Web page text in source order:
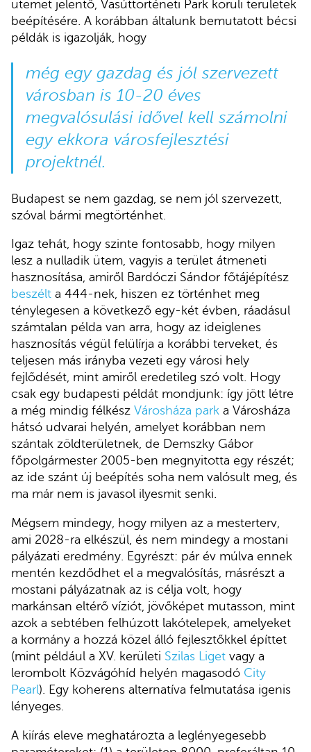
ütemet jelentő, Vasúttörténeti Park körüli területek
beépítésére. A korábban általunk bemutatott bécsi
példák is igazolják, hogy
még egy gazdag és jól szervezett
városban is 10-20 éves
megvalósulási idővel kell számolni
egy ekkora városfejlesztési
projektnél.
Budapest se nem gazdag, se nem jól szervezett,
szóval bármi megtörténhet.
Igaz tehát, hogy szinte fontosabb, hogy milyen
lesz a nulladik ütem, vagyis a terület átmeneti
hasznosítása, amiről Bardóczi Sándor főtájépítész
beszélt a 444-nek, hiszen ez történhet meg
ténylegesen a következő egy-két évben, ráadásul
számtalan példa van arra, hogy az ideiglenes
hasznosítás végül felülírja a korábbi terveket, és
teljesen más irányba vezeti egy városi hely
fejlődését, mint amiről eredetileg szó volt. Hogy
csak egy budapesti példát mondjunk: így jött létre
a még mindig félkész Városháza park a Városháza
hátsó udvarai helyén, amelyet korábban nem
szántak zöldterületnek, de Demszky Gábor
főpolgármester 2005-ben megnyitotta egy részét;
az ide szánt új beépítés soha nem valósult meg, és
ma már nem is javasol ilyesmit senki.
Mégsem mindegy, hogy milyen az a mesterterv,
ami 2028-ra elkészül, és nem mindegy a mostani
pályázati eredmény. Egyrészt: pár év múlva ennek
mentén kezdődhet el a megvalósítás, másrészt a
mostani pályázatnak az is célja volt, hogy
markánsan eltérő víziót, jövőképet mutasson, mint
azok a sebtében felhúzott lakótelepek, amelyeket
a kormány a hozzá közel álló fejlesztőkkel építtet
(mint például a XV. kerületi Szilas Liget vagy a
lerombolt Közvágóhíd helyén magasodó City
Pearl). Egy koherens alternatíva felmutatása igenis
lényeges.
A kiírás eleve meghatározta a leglényegesebb